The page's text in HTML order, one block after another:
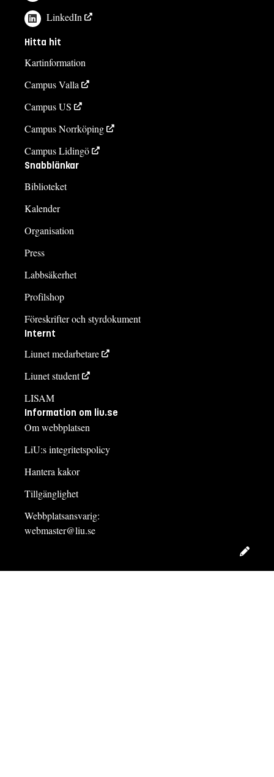
LinkedIn
Hitta hit
Kartinformation
Campus Valla
Campus US
Campus Norrköping
Campus Lidingö
Snabblänkar
Biblioteket
Kalender
Organisation
Press
Labbsäkerhet
Profilshop
Föreskrifter och styrdokument
Internt
Liunet medarbetare
Liunet student
LISAM
Information om liu.se
Om webbplatsen
LiU:s integritetspolicy
Hantera kakor
Tillgänglighet
Webbplatsansvarig:
webmaster@liu.se